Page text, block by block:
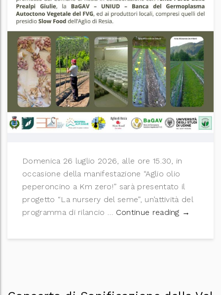
Domenica 26 luglio 2026, alle ore 15.30, in
occasione della manifestazione “Aglio olio
peperoncino a Km zero!” sarà presentato il
progetto “La nursery del seme”, un’attività del
programma di rilancio … Continue reading La
→